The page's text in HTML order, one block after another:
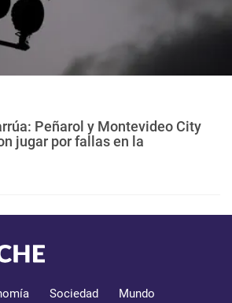
Peñarol y Montevideo City
jugar por fallas en la
Sociedad Mundo